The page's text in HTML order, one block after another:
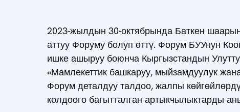
2023-жылдын 30-октябрында Баткен
аттуу Форуму болуп өттү. Форум БУУнун
ишке ашыруу боюнча Кыргызстандын
«Мамлекеттик башкаруу, мыйзамдуулук
Форум деталдуу талдоо, жалпы
колдоого багытталган артыкчылыктарды